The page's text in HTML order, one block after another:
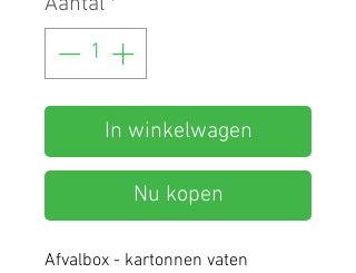
In winkelwagen
Nu kopen
Afvalbox - kartonnen vaten